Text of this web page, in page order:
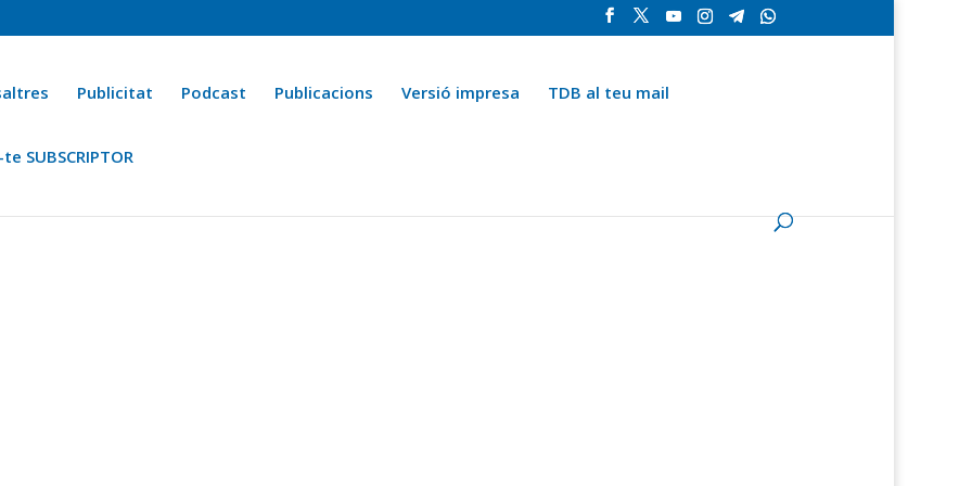
Publicitat Podcast Publicacions Versió impresa TDB al teu mail
SUBSCRIPTOR
Ara fa 25 anys